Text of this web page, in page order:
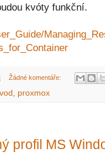
kvóty funkční.
Žádné komentáře:
, proxmox
profil MS